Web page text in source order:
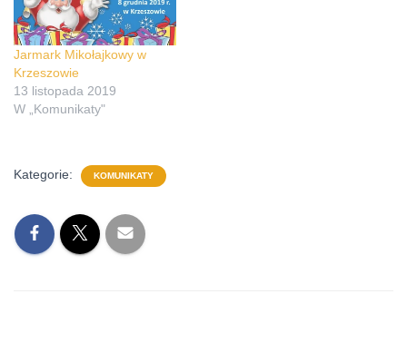
Jarmark Mikołajkowy w
Krzeszowie
13 listopada 2019
W „Komunikaty"
Kategorie: KOMUNIKATY